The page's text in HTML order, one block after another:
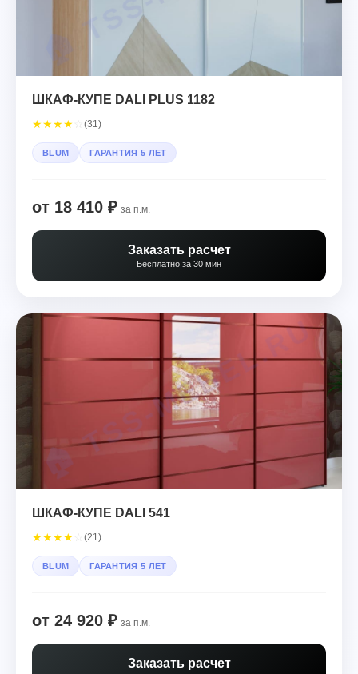
ШКАФ-КУПЕ DALI PLUS 1182
★★★★ (31)
BLUM ГАРАНТИЯ 5 ЛЕТ
от 18 410 ₽ за п.м.
Заказать расчет
Бесплатно за 30 мин
ШКАФ-КУПЕ DALI 541
★★★★ (21)
BLUM ГАРАНТИЯ 5 ЛЕТ
от 24 920 ₽ за п.м.
Заказать расчет